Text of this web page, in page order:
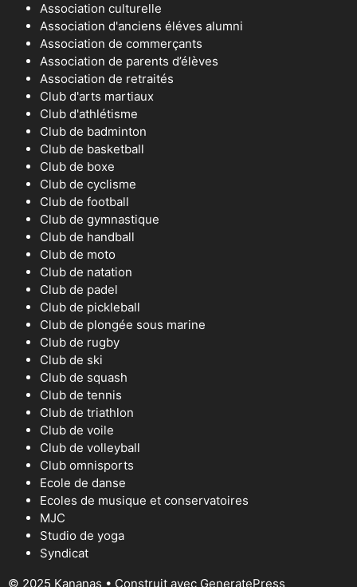
Association culturelle
Association d'anciens éléves alumni
Association de commerçants
Association de parents d’élèves
Association de retraités
Club d'arts martiaux
Club d'athlétisme
Club de badminton
Club de basketball
Club de boxe
Club de cyclisme
Club de football
Club de gymnastique
Club de handball
Club de moto
Club de natation
Club de padel
Club de pickleball
Club de plongée sous marine
Club de rugby
Club de ski
Club de squash
Club de tennis
Club de triathlon
Club de voile
Club de volleyball
Club omnisports
Ecole de danse
Ecoles de musique et conservatoires
MJC
Studio de yoga
Syndicat
© 2025 Kananas • Construit avec GeneratePress